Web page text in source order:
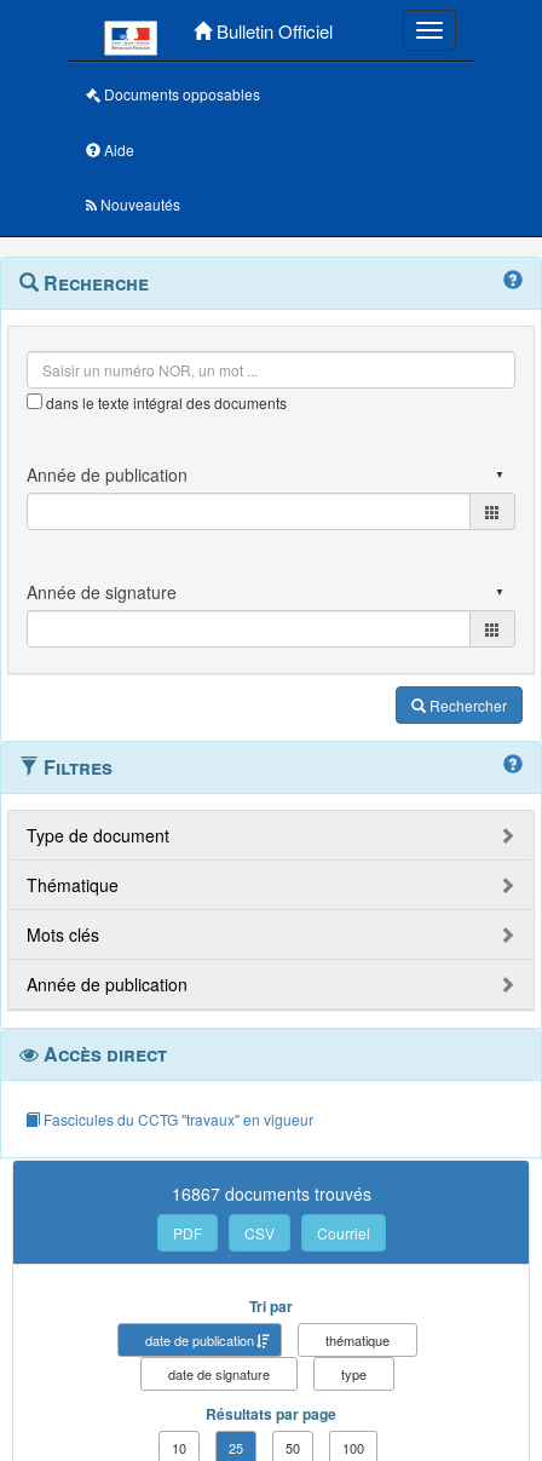
Bulletin Officiel Toggle
Documents opposables
Aide
Nouveautés
Navigation
outils
Menu
contextuel
Recherche
dans le texte intégral des documents
Rechercher
Filtres
Type de document
Thématique
Mots clés
Année de publication
Accès direct
Fascicules du CCTG "travaux" en vigueur
16867 documents trouvés
PDF CSV Courriel
Tri par
date de publication
thématique
date de signature
type
Résultats par page
10 25 50 100